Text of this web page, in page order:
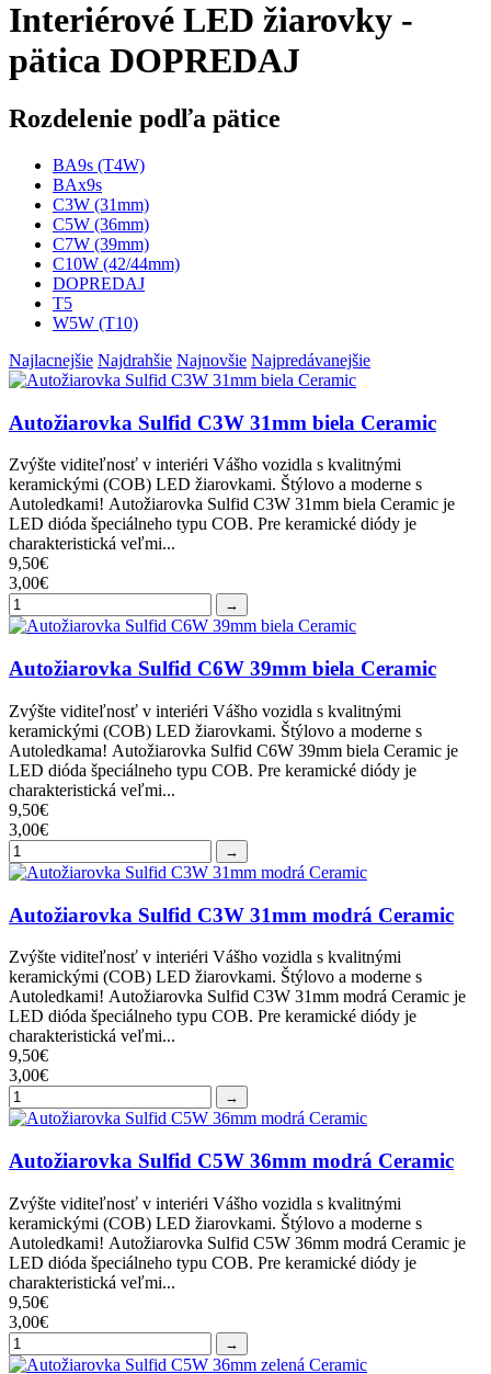
Interiérové LED žiarovky -
pätica DOPREDAJ
Rozdelenie podľa pätice
BA9s (T4W)
BAx9s
C3W (31mm)
C5W (36mm)
C7W (39mm)
C10W (42/44mm)
DOPREDAJ
T5
W5W (T10)
Najlacnejšie Najdrahšie Najnovšie Najpredávanejšie
Autožiarovka Sulfid C3W 31mm biela Ceramic
Zvýšte viditeľnosť v interiéri Vášho vozidla s kvalitnými
keramickými (COB) LED žiarovkami. Štýlovo a moderne s
Autoledkami! Autožiarovka Sulfid C3W 31mm biela Ceramic je
LED dióda špeciálneho typu COB. Pre keramické diódy je
charakteristická veľmi...
9,50€
3,00€
→
Autožiarovka Sulfid C6W 39mm biela Ceramic
Zvýšte viditeľnosť v interiéri Vášho vozidla s kvalitnými
keramickými (COB) LED žiarovkami. Štýlovo a moderne s
Autoledkama! Autožiarovka Sulfid C6W 39mm biela Ceramic je
LED dióda špeciálneho typu COB. Pre keramické diódy je
charakteristická veľmi...
9,50€
3,00€
→
Autožiarovka Sulfid C3W 31mm modrá Ceramic
Zvýšte viditeľnosť v interiéri Vášho vozidla s kvalitnými
keramickými (COB) LED žiarovkami. Štýlovo a moderne s
Autoledkami! Autožiarovka Sulfid C3W 31mm modrá Ceramic je
LED dióda špeciálneho typu COB. Pre keramické diódy je
charakteristická veľmi...
9,50€
3,00€
→
Autožiarovka Sulfid C5W 36mm modrá Ceramic
Zvýšte viditeľnosť v interiéri Vášho vozidla s kvalitnými
keramickými (COB) LED žiarovkami. Štýlovo a moderne s
Autoledkami! Autožiarovka Sulfid C5W 36mm modrá Ceramic je
LED dióda špeciálneho typu COB. Pre keramické diódy je
charakteristická veľmi...
9,50€
3,00€
→